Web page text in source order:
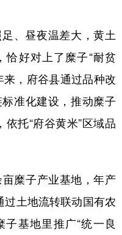
、昼夜温差大，黄土
恰好对上了糜子“耐贫
，府谷县通过品种改
准化建设，推动糜子
依托“府谷黄米”区域品
糜子产业基地，年产
土地流转联动国有农
基地里推广“统一良